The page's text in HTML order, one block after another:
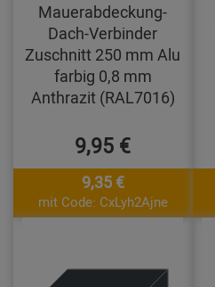
Mauerabdeckung-
Dach-Verbinder
Zuschnitt 250 mm Alu
farbig 0,8 mm
Anthrazit (RAL7016)
9,95 €
9,35 €
mit Code: CxLyh2Ajne